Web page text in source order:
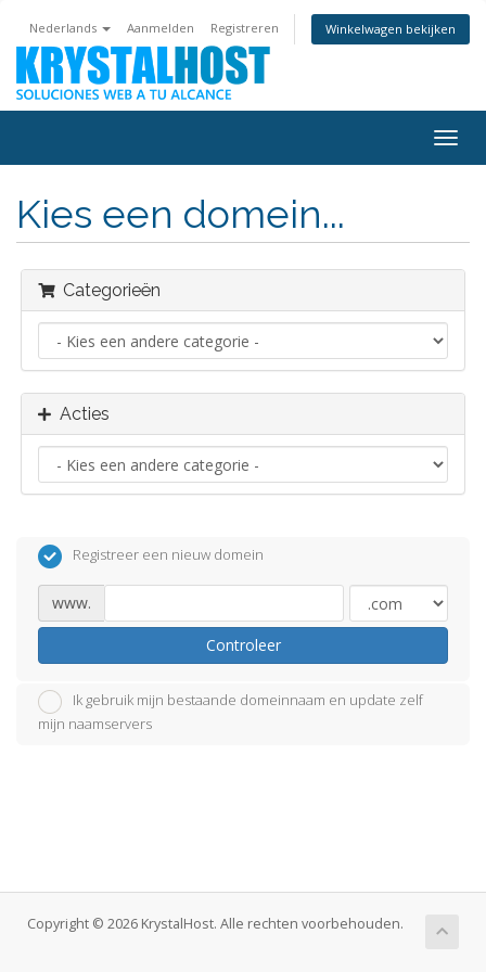
Nederlands Aanmelden Registreren Winkelwagen bekijken
in-/
Kies een domein...
Categorieën
Acties
Registreer een nieuw domein
www.
Controleer
Ik gebruik mijn bestaande domeinnaam en update zelf
mijn naamservers
Copyright © 2026 KrystalHost. Alle rechten voorbehouden.